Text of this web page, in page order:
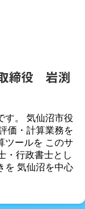
締役 岩渕
す。 気仙沼市役
価・計算業務を
ツールを このサ
・行政書士とし
を 気仙沼を中心